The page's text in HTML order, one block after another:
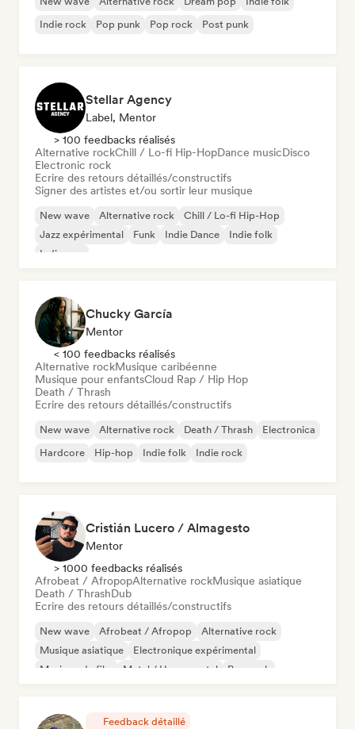
Indie rock
Pop punk Pop rock Post punk
Stellar Agency
Label, Mentor
> 100 feedbacks réalisés
Alternative rockChill / Lo-fi Hip-HopDance musicDisco
Electronic rock
Ecrire des retours détaillés/constructifs
Signer des artistes et/ou sortir leur musique
New wave Alternative rock
Chill / Lo-fi Hip-Hop
Jazz expérimental
Funk Indie Dance
Indie folk
Indie pop
Chucky García
Mentor
< 100 feedbacks réalisés
Alternative rockMusique caribéenne
Musique pour enfantsCloud Rap / Hip Hop
Death / Thrash
Ecrire des retours détaillés/constructifs
New wave Alternative rock Death / Thrash
Electronica
Hardcore
Hip-hop Indie folk Indie rock
Cristián Lucero / Almagesto
Mentor
> 1000 feedbacks réalisés
Afrobeat / AfropopAlternative rockMusique asiatique
Death / ThrashDub
Ecrire des retours détaillés/constructifs
New wave Afrobeat / Afropop
Alternative rock
Musique asiatique
Electronique expérimental
Musique de film
Metal / Heavy metal Pop rock
Feedback détaillé